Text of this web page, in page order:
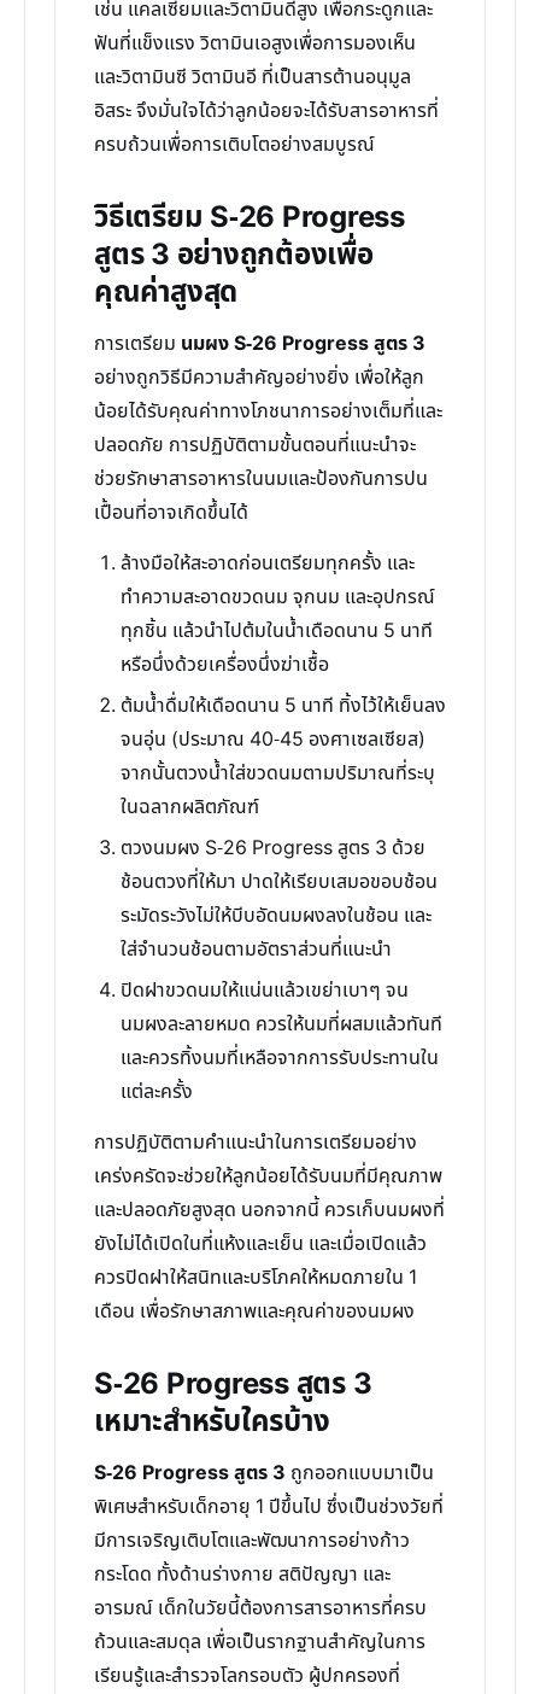
เช่น แคลเซียมและวิตามินดีสูง เพื่อกระดูกและ
ฟันที่แข็งแรง วิตามินเอสูงเพื่อการมองเห็น
และวิตามินซี วิตามินอี ที่เป็นสารต้านอนุมูล
อิสระ จึงมั่นใจได้ว่าลูกน้อยจะได้รับสารอาหารที่
ครบถ้วนเพื่อการเติบโตอย่างสมบูรณ์
วิธีเตรียม S-26 Progress
สูตร 3 อย่างถูกต้องเพื่อ
คุณค่าสูงสุด
การเตรียม นมผง S-26 Progress สูตร 3
อย่างถูกวิธีมีความสำคัญอย่างยิ่ง เพื่อให้ลูก
น้อยได้รับคุณค่าทางโภชนาการอย่างเต็มที่และ
ปลอดภัย การปฏิบัติตามขั้นตอนที่แนะนำจะ
ช่วยรักษาสารอาหารในนมและป้องกันการปน
เปื้อนที่อาจเกิดขึ้นได้
ล้างมือให้สะอาดก่อนเตรียมทุกครั้ง และ
ทำความสะอาดขวดนม จุกนม และอุปกรณ์
ทุกชิ้น แล้วนำไปต้มในน้ำเดือดนาน 5 นาที
หรือนึ่งด้วยเครื่องนึ่งฆ่าเชื้อ
ต้มน้ำดื่มให้เดือดนาน 5 นาที ทิ้งไว้ให้เย็นลง
จนอุ่น (ประมาณ 40-45 องศาเซลเซียส)
จากนั้นตวงน้ำใส่ขวดนมตามปริมาณที่ระบุ
ในฉลากผลิตภัณฑ์
ตวงนมผง S-26 Progress สูตร 3 ด้วย
ช้อนตวงที่ให้มา ปาดให้เรียบเสมอขอบช้อน
ระมัดระวังไม่ให้บีบอัดนมผงลงในช้อน และ
ใส่จำนวนช้อนตามอัตราส่วนที่แนะนำ
ปิดฝาขวดนมให้แน่นแล้วเขย่าเบาๆ จน
นมผงละลายหมด ควรให้นมที่ผสมแล้วทันที
และควรทิ้งนมที่เหลือจากการรับประทานใน
แต่ละครั้ง
การปฏิบัติตามคำแนะนำในการเตรียมอย่าง
เคร่งครัดจะช่วยให้ลูกน้อยได้รับนมที่มีคุณภาพ
และปลอดภัยสูงสุด นอกจากนี้ ควรเก็บนมผงที่
ยังไม่ได้เปิดในที่แห้งและเย็น และเมื่อเปิดแล้ว
ควรปิดฝาให้สนิทและบริโภคให้หมดภายใน 1
เดือน เพื่อรักษาสภาพและคุณค่าของนมผง
S-26 Progress สูตร 3
เหมาะสำหรับใครบ้าง
S-26 Progress สูตร 3 ถูกออกแบบมาเป็น
พิเศษสำหรับเด็กอายุ 1 ปีขึ้นไป ซึ่งเป็นช่วงวัยที่
มีการเจริญเติบโตและพัฒนาการอย่างก้าว
กระโดด ทั้งด้านร่างกาย สติปัญญา และ
อารมณ์ เด็กในวัยนี้ต้องการสารอาหารที่ครบ
ถ้วนและสมดุล เพื่อเป็นรากฐานสำคัญในการ
เรียนรู้และสำรวจโลกรอบตัว ผู้ปกครองที่